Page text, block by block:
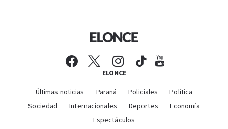
ELONCE
Últimas noticias Paraná Policiales
Política
Sociedad
Internacionales Deportes
Economía
Espectáculos